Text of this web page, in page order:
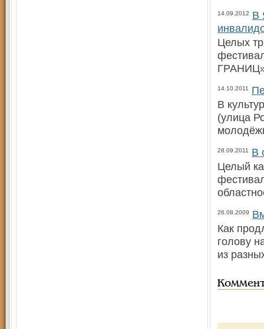
14.09.2012
В
Целых
14.10.2011
В
(улица
28.09.2011
В
Целый
26.08.2009
Как
голову
из